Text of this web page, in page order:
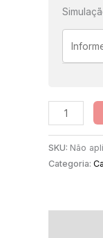
SKU: Não
Categoria: